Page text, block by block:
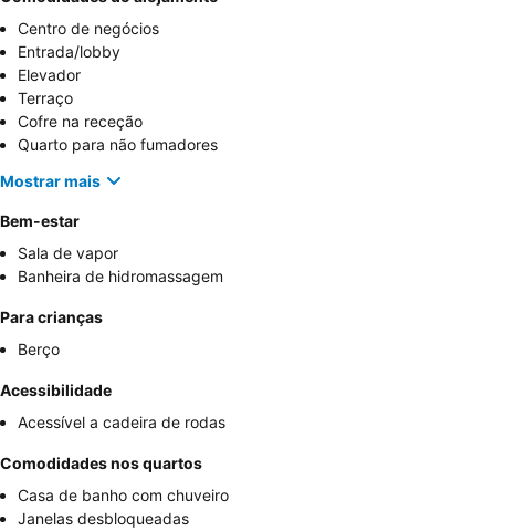
Centro de negócios
Entrada/lobby
Elevador
Terraço
Cofre na receção
Quarto para não fumadores
Mostrar mais
Bem-estar
Sala de vapor
Banheira de hidromassagem
Para crianças
Berço
Acessibilidade
Acessível a cadeira de rodas
Comodidades nos quartos
Casa de banho com chuveiro
Janelas desbloqueadas